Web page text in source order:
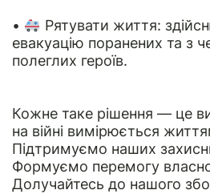
•
Рятувати життя:
евакуацію поранених та з
полеглих героїв.
Кожне таке рішення — це
на війні вимірюється
Підтримуємо наших
Формуємо перемогу
Долучайтесь до нашого